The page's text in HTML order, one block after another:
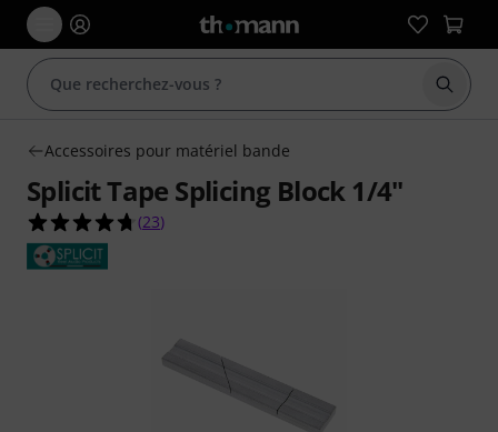
Accessoires pour matériel bande
Splicit Tape Splicing Block 1/4"
4.7 étoiles sur 5 d'après 23 évaluations clients
(23)